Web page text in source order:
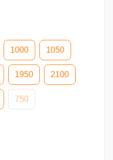
1000 1050
1950 2100
750